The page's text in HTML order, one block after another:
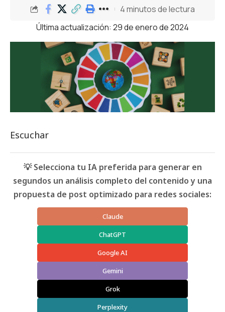
Última actualización: 29 de enero de 2024
4 minutos de lectura
Escuchar
💡 Selecciona tu IA preferida para generar en
segundos un análisis completo del contenido y una
propuesta de post optimizado para redes sociales:
Claude
ChatGPT
Google AI
Gemini
Grok
Perplexity